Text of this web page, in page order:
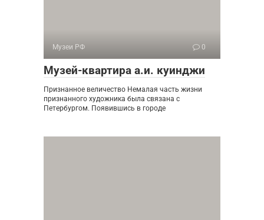
Музеи РФ 0
Музей-квартира а.и. куинджи
Признанное величество Немалая часть жизни
признанного художника была связана с
Петербургом. Появившись в городе